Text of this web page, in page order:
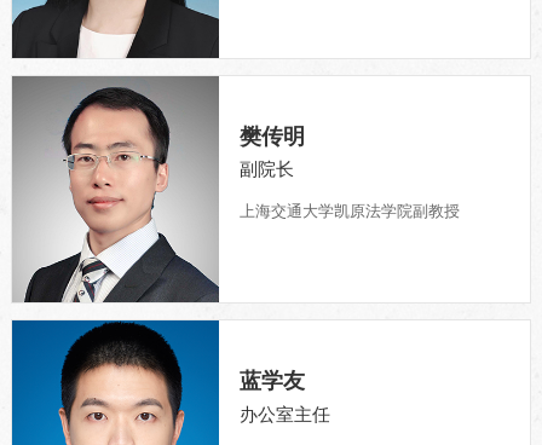
樊传明
副院长
上海交通大学凯原法学院副教授
蓝学友
办公室主任